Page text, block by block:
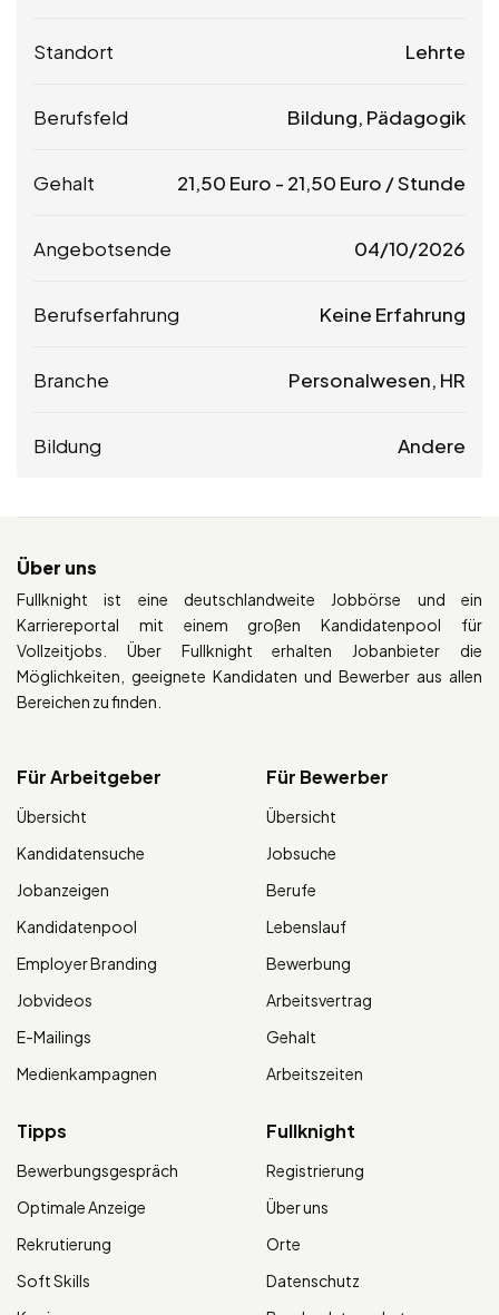
Standort Lehrte
Berufsfeld Bildung, Pädagogik
Gehalt 21,50 Euro - 21,50 Euro / Stunde
Angebotsende 04/10/2026
Berufserfahrung Keine Erfahrung
Branche Personalwesen, HR
Bildung Andere
Über uns
Fullknight ist eine deutschlandweite Jobbörse und ein
Karriereportal mit einem großen Kandidatenpool für
Vollzeitjobs. Über Fullknight erhalten Jobanbieter die
Möglichkeiten, geeignete Kandidaten und Bewerber aus allen
Bereichen zu finden.
Für Arbeitgeber
Übersicht
Kandidatensuche
Jobanzeigen
Kandidatenpool
Employer Branding
Jobvideos
E-Mailings
Medienkampagnen
Für Bewerber
Übersicht
Jobsuche
Berufe
Lebenslauf
Bewerbung
Arbeitsvertrag
Gehalt
Arbeitszeiten
Tipps
Bewerbungsgespräch
Optimale Anzeige
Rekrutierung
Soft Skills
Fullknight
Registrierung
Über uns
Orte
Datenschutz